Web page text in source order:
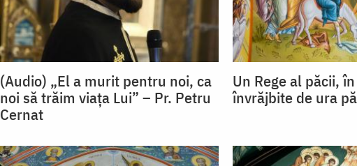
(Audio) „El a murit pentru noi, ca
noi să trăim viața Lui” – Pr. Petru
Cernat
Un Rege al păcii,
învrăjbite de ura